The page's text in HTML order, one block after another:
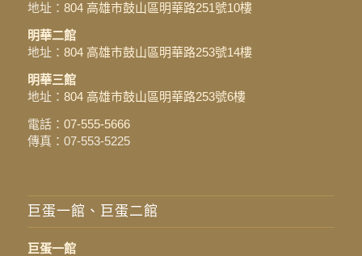
地址： 804 高雄市鼓山區明華路251號10樓
明華二館
地址： 804 高雄市鼓山區明華路253號14樓
明華三館
地址： 804 高雄市鼓山區明華路253號6樓
電話： 07-555-5666
傳真：07-553-5225
巨蛋一館、巨蛋二館
巨蛋一館